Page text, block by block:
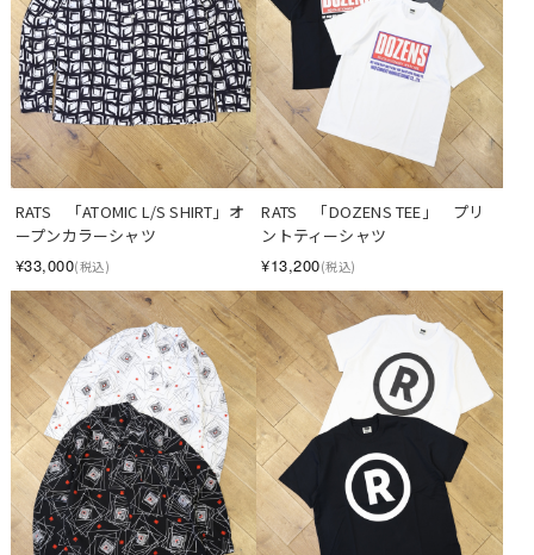
RATS　「ATOMIC L/S SHIRT」オ
ープンカラーシャツ
¥33,000(税込)
RATS　「DOZENS TEE」　プリ
ントティーシャツ
¥13,200(税込)